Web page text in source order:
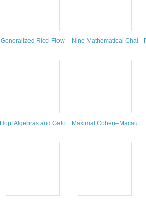
Generalized Ricci Flow Nine Mathematical
Hopf Algebras and Galois Module Theory
Maximal